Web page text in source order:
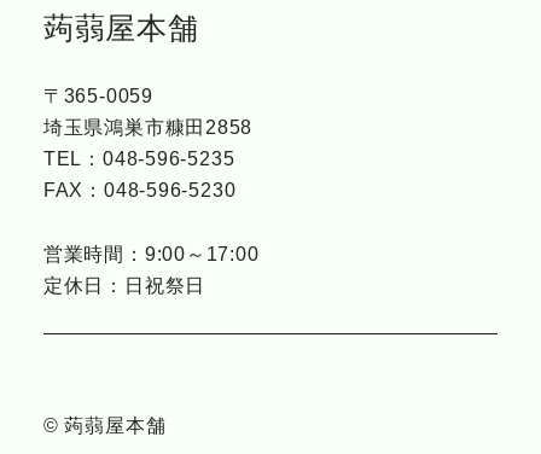
蒟蒻屋本舗
〒365-0059
埼玉県鴻巣市糠田2858
TEL： 048-596-5235
FAX： 048-596-5230
営業時間：9:00～17:00
定休日：日祝祭日
© 蒟蒻屋本舗